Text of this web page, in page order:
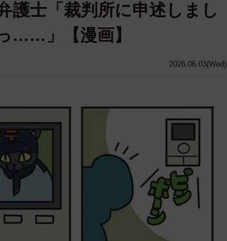
2026.06.03(Wed)
護士「裁判所に申述しまし
……」【漫画】